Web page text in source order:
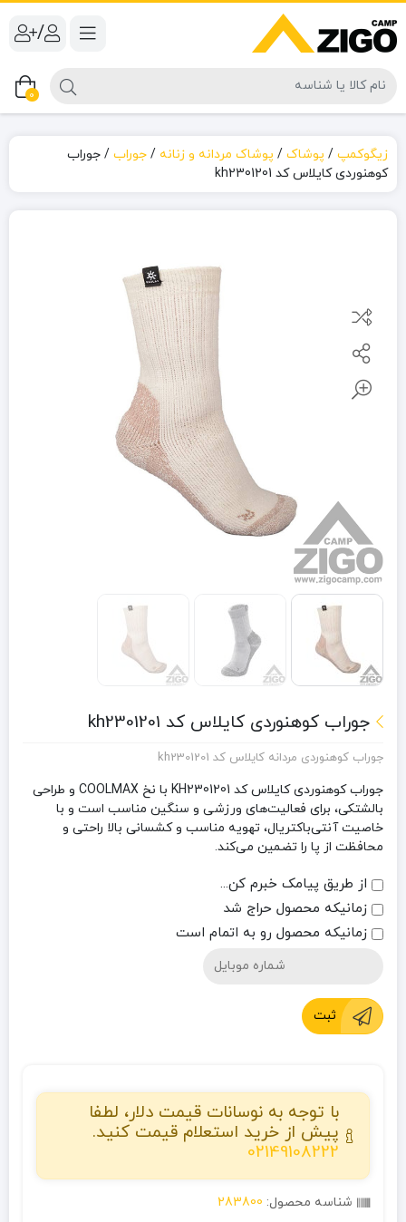
/
0
زیگوکمپ / پوشاک / پوشاک مردانه و زنانه / جوراب / جوراب
کوهنوردی کایلاس کد kh2301201
جوراب کوهنوردی کایلاس کد kh2301201
جوراب کوهنوردی مردانه کایلاس کد kh2301201
جوراب کوهنوردی کایلاس کد KH2301201 با نخ COOLMAX و طراحی
بالشتکی، برای فعالیت‌های ورزشی و سنگین مناسب است و با
خاصیت آنتی‌باکتریال، تهویه مناسب و کشسانی بالا راحتی و
محافظت از پا را تضمین می‌کند.
از طریق پیامک خبرم کن...
زمانیکه محصول حراج شد
زمانیکه محصول رو به اتمام است
ثبت
با توجه به نوسانات قیمت دلار، لطفا
پیش از خرید استعلام قیمت کنید.
02149108222
شناسه محصول: 283800